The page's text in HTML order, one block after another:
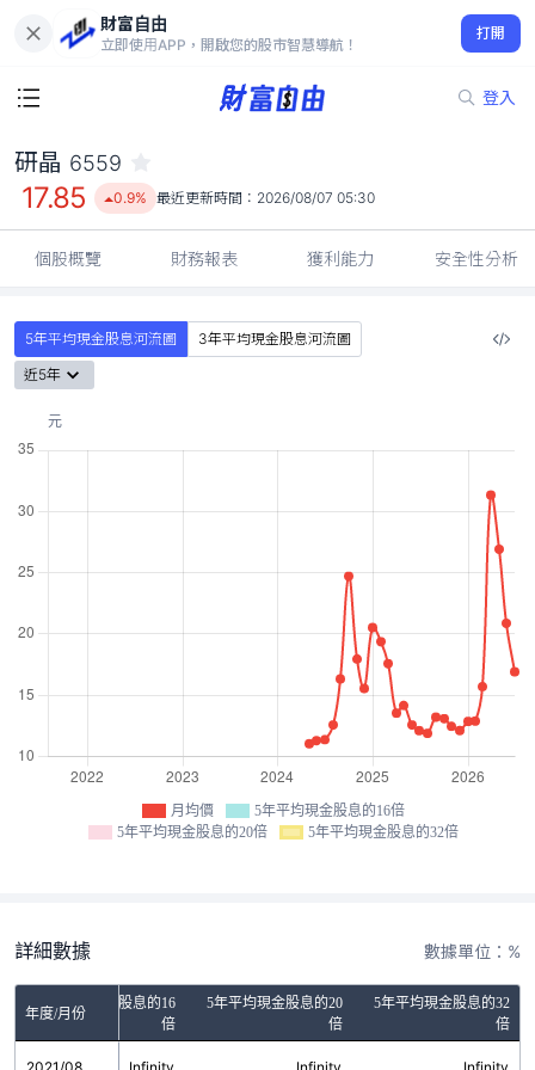
財富自由
立即使用APP，開啟您的股市智慧導航！
打開
登入
17.85
0.9%
研晶 6559
17.85 0.9% 最近更新時間： 2026/08/07 05:30
個股概覽 財務報表 獲利能力 安全性分析
5年平均現金股息河流圖
3年平均現金股息河流圖
近5年
月均價
5年平均現金股息的16倍
5年平均現金股息的20倍
5年平均現金股息的32倍
詳細數據 數據單位：%
年度/月份
5年平均現金股息的16
倍
5年平均現金股息的20
倍
5年平均現金股息的32
倍